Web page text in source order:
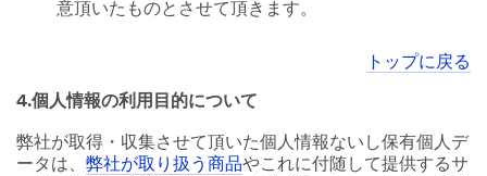
意頂いたものとさせて頂きます。
トップに戻る
4.個人情報の利用目的について
弊社が取得・収集させて頂いた個人情報ないし保有個人デ
ータは、 弊社が取り扱う商品やこれに付随して提供するサ